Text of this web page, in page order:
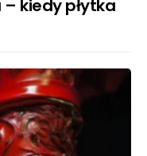
kiedy płytka